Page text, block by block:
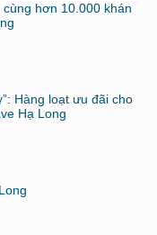
cùng hơn 10.000 khán
Hàng loạt ưu đãi cho
Hạ Long